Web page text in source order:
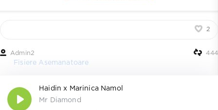
2
Admin2 444
Fisiere Asemanatoare
Haidin x Marinica Namol
Mr Diamond